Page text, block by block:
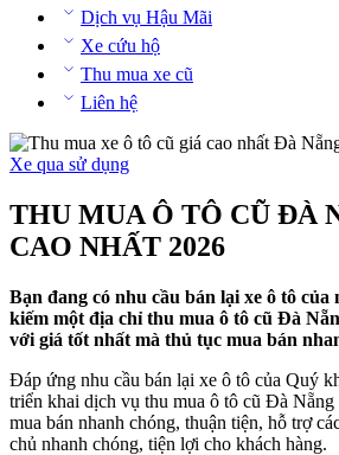
Dịch vụ Hậu Mãi
Xe cứu hộ
Thu mua xe cũ
Liên hệ
Xe qua sử dụng
THU MUA Ô TÔ CŨ ĐÀ
CAO NHẤT 2026
Bạn đang có nhu cầu bán lại xe ô tô
kiếm một địa chỉ thu mua ô tô cũ Đà
với giá tốt nhất mà thủ tục mua bán
Đáp ứng nhu cầu bán lại xe ô tô của Quý
triển khai dịch vụ thu mua ô tô cũ Đà Nẵng
mua bán nhanh chóng, thuận tiện, hỗ trợ
chủ nhanh chóng, tiện lợi cho khách hàng.